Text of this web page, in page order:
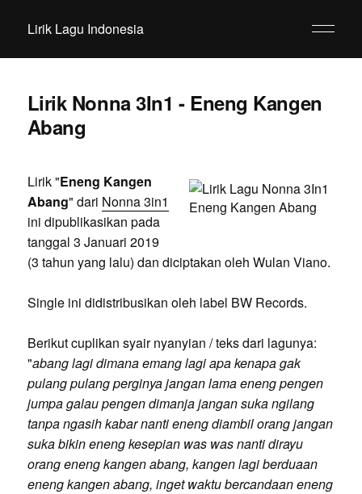
Lirik Lagu Indonesia
Lirik Nonna 3In1 - Eneng Kangen
Abang
Lirik "Eneng Kangen
Abang" dari Nonna 3in1
ini dipublikasikan pada
tanggal 3 Januari 2019
(3 tahun yang lalu) dan diciptakan oleh Wulan Viano.
Single ini didistribusikan oleh label BW Records.
Berikut cuplikan syair nyanyian / teks dari lagunya:
"abang lagi dimana emang lagi apa kenapa gak
pulang pulang perginya jangan lama eneng pengen
jumpa galau pengen dimanja jangan suka ngilang
tanpa ngasih kabar nanti eneng diambil orang jangan
suka bikin eneng kesepian was was nanti dirayu
orang eneng kangen abang, kangen lagi berduaan
eneng kangen abang, inget waktu bercandaan eneng